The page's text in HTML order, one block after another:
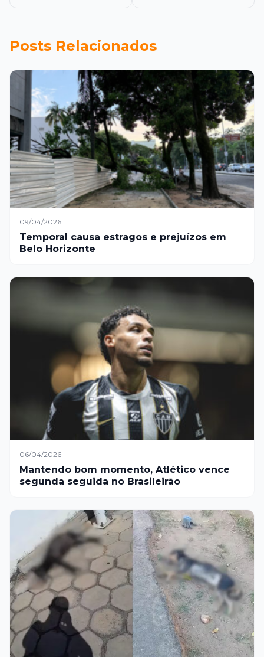
à Vale por Brumadinho
Posts Relacionados
09/04/2026
Temporal causa estragos e prejuízos em
Belo Horizonte
06/04/2026
Mantendo bom momento, Atlético vence
segunda seguida no Brasileirão